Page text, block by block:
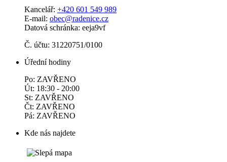
Kancelář: +420 601 549 989
E-mail: obec@radenice.cz
Datová schránka: eeja9vf
Č. účtu: 31220751/0100
Úřední hodiny
Po: ZAVŘENO
Út: 18:30 - 20:00
St: ZAVŘENO
Čt: ZAVŘENO
Pá: ZAVŘENO
Kde nás najdete